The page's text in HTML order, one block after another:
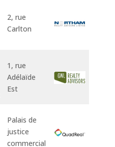
2, rue
Carlton
1, rue
Adélaïde
Est
Palais de
justice
commercial